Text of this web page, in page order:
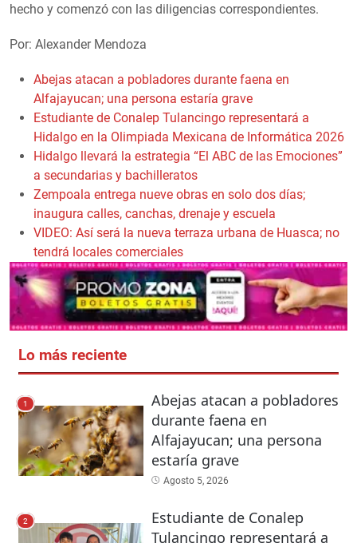
hecho y comenzó con las diligencias correspondientes.
Por: Alexander Mendoza
Abejas atacan a pobladores durante faena en
Alfajayucan; una persona estaría grave
Estudiante de Conalep Tulancingo representará a
Hidalgo en la Olimpiada Mexicana de Informática 2026
Hidalgo llevará la estrategia “El ABC de las Emociones”
a secundarias y bachilleratos
Zempoala entrega nueve obras en solo dos días;
inaugura calles, canchas, drenaje y escuela
VIDEO: Así será la nueva terraza urbana de Huasca; no
tendrá locales comerciales
Lo más reciente
1
Abejas atacan a pobladores
durante faena en
Alfajayucan; una persona
estaría grave
Agosto 5, 2026
2
Estudiante de Conalep
Tulancingo representará a